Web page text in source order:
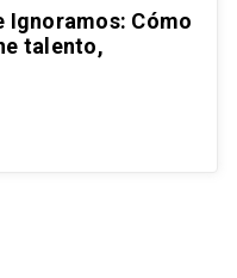
Ignoramos: Cómo
talento,